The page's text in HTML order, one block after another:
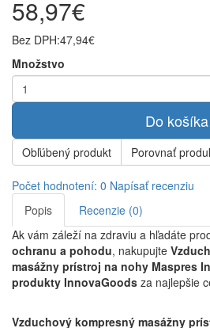
58,97€
Bez DPH:47,94€
Množstvo
Do košíka
Obľúbený produkt Porovnať
Počet hodnotení: 0 Napísať recenziu
Popis
Recenzie (0)
Ak vám záleží na zdraviu a hľadáte
ochranu a pohodu, nakupujte
masážny prístroj na nohy Maspres
produkty InnovaGoods za najlepšie
Vzduchový kompresný masážny